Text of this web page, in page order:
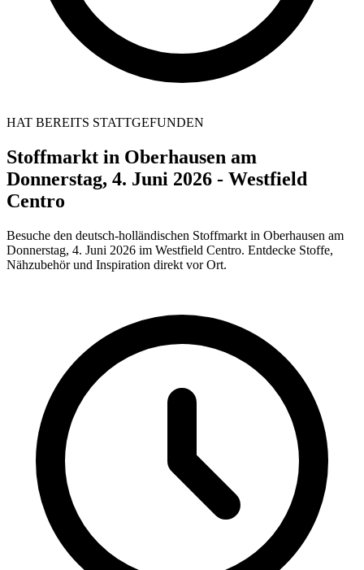
HAT BEREITS STATTGEFUNDEN
Stoffmarkt in Oberhausen am
Donnerstag, 4. Juni 2026 - Westfield
Centro
Besuche den deutsch-holländischen Stoffmarkt in Oberhausen am
Donnerstag, 4. Juni 2026 im Westfield Centro. Entdecke Stoffe,
Nähzubehör und Inspiration direkt vor Ort.